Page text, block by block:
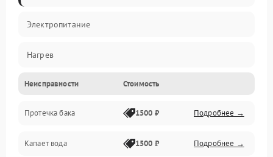
Электропитание
Нагрев
Датчики
Механика
Неисправности Стоимость
Протечка бака 1500 ₽ Подробнее →
Капает вода 1500 ₽ Подробнее →